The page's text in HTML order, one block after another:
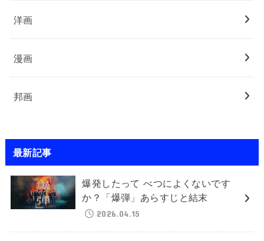
洋画
漫画
邦画
最新記事
爆発したって べつによくないです
か？「爆弾」あらすじと結末
2026.04.15